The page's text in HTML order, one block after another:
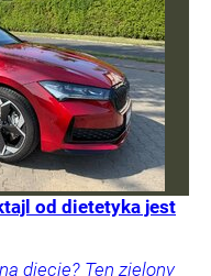
od dietetyka jest
diecie? Ten zielony